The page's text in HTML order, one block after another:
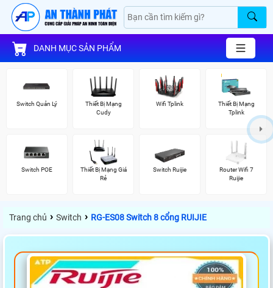
DANH MỤC SẢN PHẨM
Switch Quản Lý
Thiết Bị Mạng
Cudy
Wifi Tplink
Thiết Bị Mạng
Tplink
Switch POE
Thiết Bị Mạng Giá
Rẻ
Switch Ruijie
Router Wifi 7
Ruijie
Trang chủ › Switch › RG-ES08 Switch 8 cổng RUIJIE